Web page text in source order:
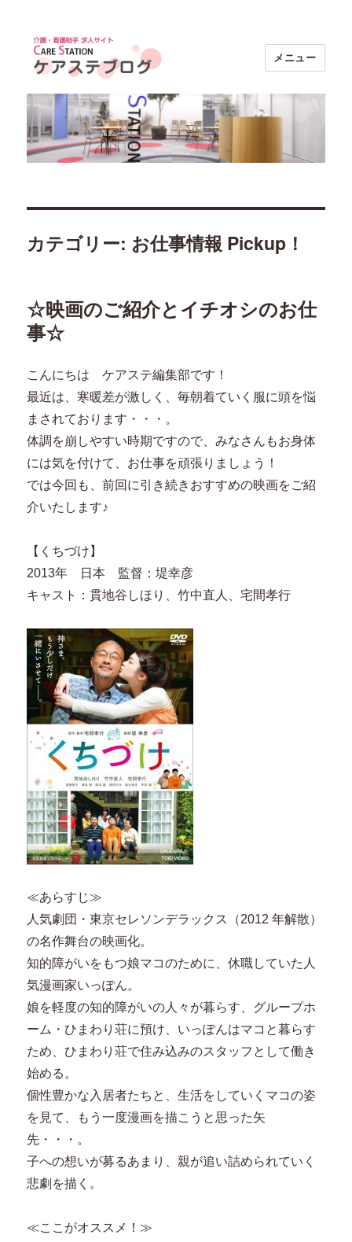
ケアステブログ｜介護・看護助手求人
【ケアステーション】
メニュー
カテゴリー: お仕事情報 Pickup！
☆映画のご紹介とイチオシのお仕
事☆
こんにちは ケアステ編集部です！
最近は、寒暖差が激しく、毎朝着ていく服に頭を悩
まされております・・・。
体調を崩しやすい時期ですので、みなさんもお身体
には気を付けて、お仕事を頑張りましょう！
では今回も、前回に引き続きおすすめの映画をご紹
介いたします♪
【くちづけ】
2013年 日本 監督：堤幸彦
キャスト：貫地谷しほり、竹中直人、宅間孝行
≪あらすじ≫
人気劇団・東京セレソンデラックス（2012 年解散）
の名作舞台の映画化。
知的障がいをもつ娘マコのために、休職していた人
気漫画家いっぽん。
娘を軽度の知的障がいの人々が暮らす、グループホ
ーム・ひまわり荘に預け、いっぽんはマコと暮らす
ため、ひまわり荘で住み込みのスタッフとして働き
始める。
個性豊かな入居者たちと、生活をしていくマコの姿
を見て、もう一度漫画を描こうと思った矢
先・・・。
子への想いが募るあまり、親が追い詰められていく
悲劇を描く。
≪ここがオススメ！≫